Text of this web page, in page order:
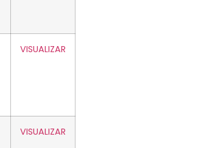
VISUALIZAR
VISUALIZAR